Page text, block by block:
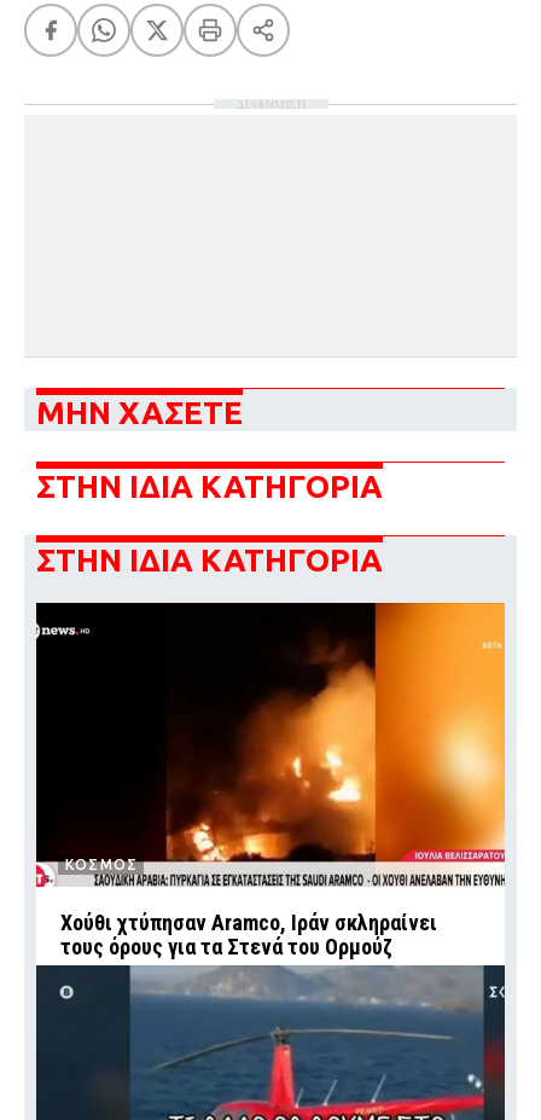
ΔΙΑΦΗΜΙΣΗ
ΜΗΝ ΧΑΣΕΤΕ
ΣΤΗΝ ΙΔΙΑ ΚΑΤΗΓΟΡΙΑ
ΣΤΗΝ ΙΔΙΑ ΚΑΤΗΓΟΡΙΑ
ΚΟΣΜΟΣ
Χούθι χτύπησαν Aramco, Ιράν σκληραίνει
τους όρους για τα Στενά του Ορμούζ